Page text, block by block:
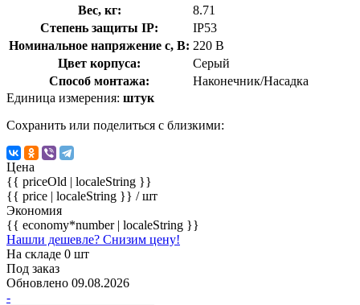
Вес, кг:
8.71
Степень защиты IP:
IP53
Номинальное напряжение с, В: 220 В
Цвет корпуса:
Серый
Способ монтажа:
Наконечник/Насадка
Единица измерения: штук
Сохранить или поделиться с близкими:
Цена
{{ priceOld | localeString }}
{{ price | localeString }} / шт
Экономия
{{ economy*number | localeString }}
Нашли дешевле? Снизим цену!
На складе 0 шт
Под заказ
Обновлено 09.08.2026
-